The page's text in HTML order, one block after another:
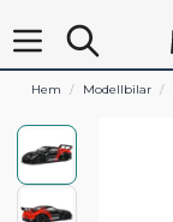
Hem Modellbilar